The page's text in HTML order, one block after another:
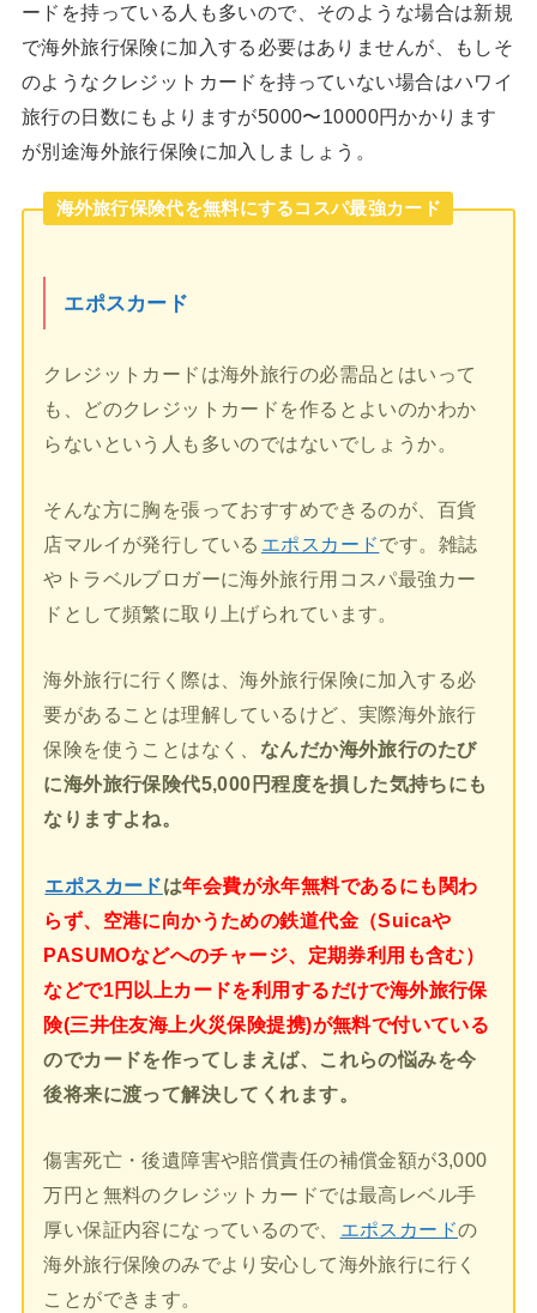
ードを持っている人も多いので、そのような場合は新規
で海外旅行保険に加入する必要はありませんが、もしそ
のようなクレジットカードを持っていない場合はハワイ
旅行の日数にもよりますが5000〜10000円かかります
が別途海外旅行保険に加入しましょう。
海外旅行保険代を無料にするコスパ最強カード
エポスカード
クレジットカードは海外旅行の必需品とはいって
も、どのクレジットカードを作るとよいのかわか
らないという人も多いのではないでしょうか。
そんな方に胸を張っておすすめできるのが、百貨
店マルイが発行している エポスカードです。雑誌
やトラベルブロガーに海外旅行用コスパ最強カー
ドとして頻繁に取り上げられています。
海外旅行に行く際は、海外旅行保険に加入する必
要があることは理解しているけど、実際海外旅行
保険を使うことはなく、 なんだか海外旅行のたび
に海外旅行保険代5,000円程度を損した気持ちにも
なりますよね。
エポスカードは年会費が永年無料であるにも関わ
らず、空港に向かうための鉄道代金（Suicaや
PASUMOなどへのチャージ、定期券利用も含む）
などで1円以上カードを利用するだけで海外旅行保
険(三井住友海上火災保険提携)が無料で付いている
のでカードを作ってしまえば、これらの悩みを今
後将来に渡って解決してくれます。
傷害死亡・後遺障害や賠償責任の補償金額が3,000
万円と無料のクレジットカードでは最高レベル手
厚い保証内容になっているので、
エポスカードの
海外旅行保険のみでより安心して海外旅行に行く
ことができます。